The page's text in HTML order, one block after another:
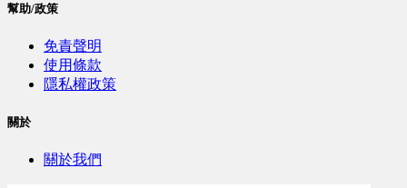
幫助/政策
免責聲明
使用條款
隱私權政策
關於
關於我們